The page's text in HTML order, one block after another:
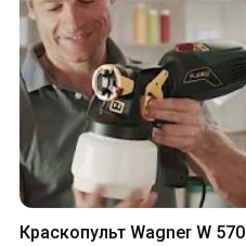
Краскопульт Wagner W 570